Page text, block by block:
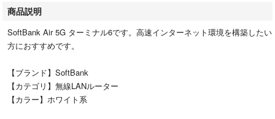
商品説明
SoftBank Air 5G ターミナル6です。高速インターネット環境を構築したい
方におすすめです。
【ブランド】SoftBank
【カテゴリ】無線LANルーター
【カラー】ホワイト系